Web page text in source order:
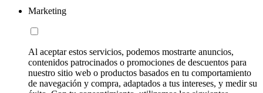
Marketing
Al aceptar estos servicios, podemos mostrarte anuncios,
contenidos patrocinados o promociones de descuentos para
nuestro sitio web o productos basados en tu comportamiento
de navegación y compra, adaptados a tus intereses, y medir su